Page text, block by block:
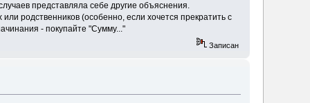
представляла себе другие объяснения.
родственников (особенно, если хочется прекратить с
- покупайте "Сумму..."
Записан